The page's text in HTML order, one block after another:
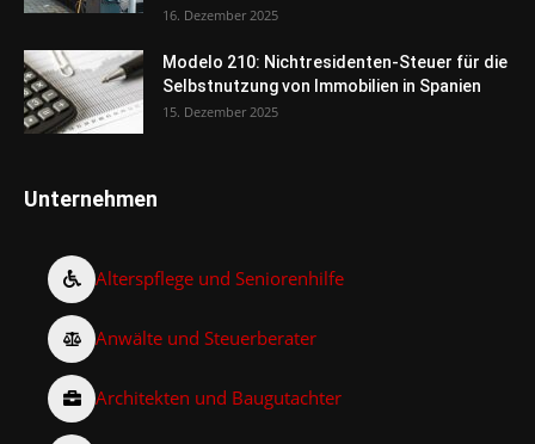
16. Dezember 2025
Modelo 210: Nichtresidenten-Steuer für die
Selbstnutzung von Immobilien in Spanien
15. Dezember 2025
Unternehmen
Alterspflege und Seniorenhilfe
Anwälte und Steuerberater
Architekten und Baugutachter